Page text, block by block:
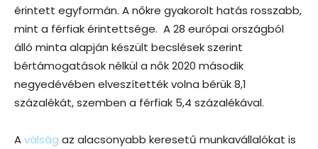
érintett egyformán. A nőkre gyakorolt ​​hatás rosszabb,
mint a férfiak érintettsége. A 28 európai országból
álló minta alapján készült becslések szerint
bértámogatások nélkül a nők 2020 második
negyedévében elveszítették volna bérük 8,1
százalékát, szemben a férfiak 5,4 százalékával.
Aválság az alacsonyabb keresetű munkavállalókat is